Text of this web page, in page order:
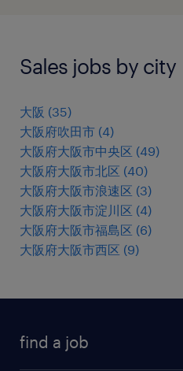
Sales jobs by city
大阪 (35)
大阪府吹田市 (4)
大阪府大阪市中央区 (49)
大阪府大阪市北区 (40)
大阪府大阪市浪速区 (3)
大阪府大阪市淀川区 (4)
大阪府大阪市福島区 (6)
大阪府大阪市西区 (9)
find a job